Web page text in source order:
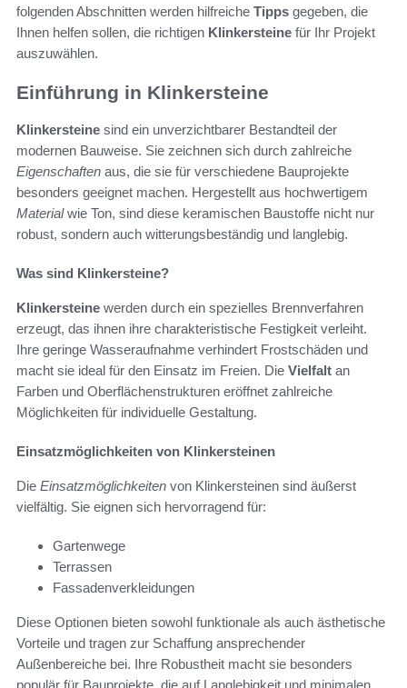
folgenden Abschnitten werden hilfreiche Tipps gegeben, die
Ihnen helfen sollen, die richtigen Klinkersteine für Ihr Projekt
auszuwählen.
Einführung in Klinkersteine
Klinkersteine sind ein unverzichtbarer Bestandteil der
modernen Bauweise. Sie zeichnen sich durch zahlreiche
Eigenschaften aus, die sie für verschiedene Bauprojekte
besonders geeignet machen. Hergestellt aus hochwertigem
Materialwie Ton, sind diese keramischen Baustoffe nicht nur
robust, sondern auch witterungsbeständig und langlebig.
Was sind Klinkersteine?
Klinkersteine werden durch ein spezielles Brennverfahren
erzeugt, das ihnen ihre charakteristische Festigkeit verleiht.
Ihre geringe Wasseraufnahme verhindert Frostschäden und
macht sie ideal für den Einsatz im Freien. Die Vielfalt an
Farben und Oberflächenstrukturen eröffnet zahlreiche
Möglichkeiten für individuelle Gestaltung.
Einsatzmöglichkeiten von Klinkersteinen
Die Einsatzmöglichkeiten von Klinkersteinen sind äußerst
vielfältig. Sie eignen sich hervorragend für:
Gartenwege
Terrassen
Fassadenverkleidungen
Diese Optionen bieten sowohl funktionale als auch ästhetische
Vorteile und tragen zur Schaffung ansprechender
Außenbereiche bei. Ihre Robustheit macht sie besonders
populär für Bauprojekte, die auf Langlebigkeit und minimalen